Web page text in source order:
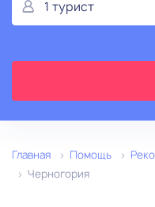
1 турист
Главная Помощь
Черногория